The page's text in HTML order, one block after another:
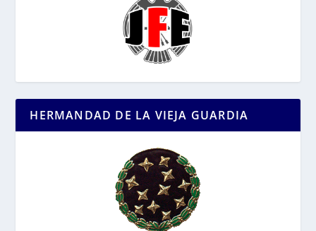
HERMANDAD DE LA VIEJA GUARDIA